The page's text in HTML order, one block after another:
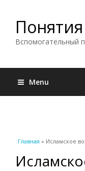
Вспомогательный
Menu
Вы здесь
Главная » Исламское